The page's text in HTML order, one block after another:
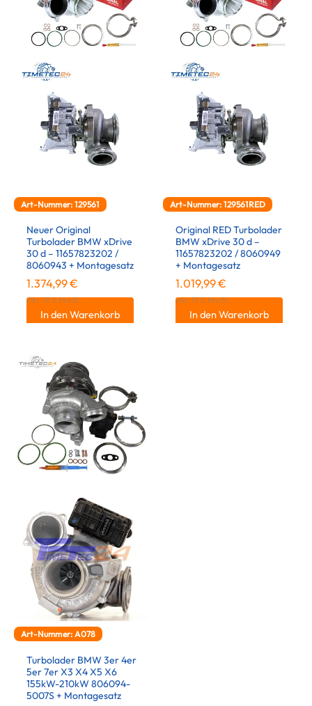
Art-Nummer: 129561
Neuer Original
Turbolader BMW xDrive
30 d – 11657823202 /
8060943 + Montagesatz
1.374,99€
inkl. 19 % MwSt.
In den Warenkorb
Art-Nummer: 129561RED
Original RED Turbolader
BMW xDrive 30 d –
11657823202 / 8060949
+ Montagesatz
1.019,99€
inkl. 19 % MwSt.
In den Warenkorb
Art-Nummer: A078
Turbolader BMW 3er 4er
5er 7er X3 X4 X5 X6
155kW-210kW 806094-
5007S + Montagesatz